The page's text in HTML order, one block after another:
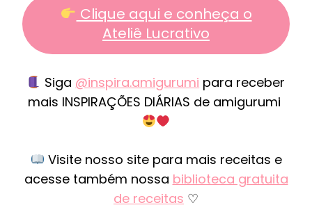
Clique aqui e conheça o
Ateliê Lucrativo
Siga @inspira.amigurumi para receber
mais INSPIRAÇÕES DIÁRIAS de amigurumi
Visite nosso site para mais receitas e
acesse também nossa biblioteca gratuita
de receitas ♡